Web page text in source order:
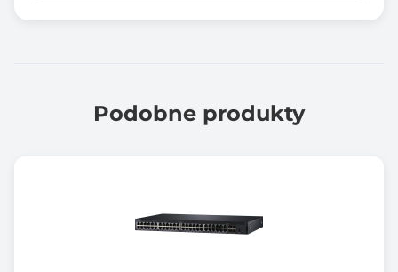
Ilość portów SFP 1GbE
Podobne produkty